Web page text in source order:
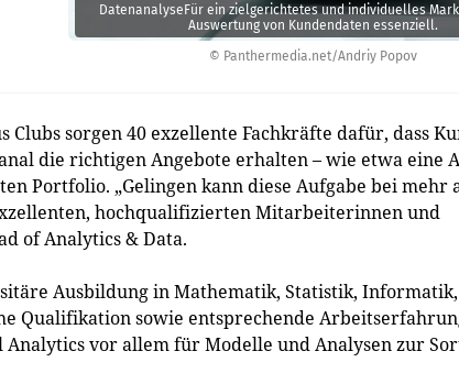
© Panthermedia.net/Andriy Popov
DatenanalyseFür ein zielgerichtetes und individuelles
Auswertung von Kundendaten essenziell.
sorgen 40 exzellente Fachkräfte dafür, dass
die richtigen Angebote erhalten – wie etwa eine
Portfolio. „Gelingen kann diese Aufgabe bei mehr
hochqualifizierten Mitarbeiterinnen und
of Analytics & Data.
Ausbildung in Mathematik, Statistik,
Qualifikation sowie entsprechende
Analytics vor allem für Modelle und Analysen zur